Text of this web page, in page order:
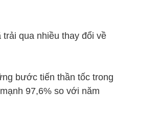
qua nhiều thay đổi về
bước tiến thần tốc trong
97,6% so với năm